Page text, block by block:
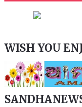
WISH YOU